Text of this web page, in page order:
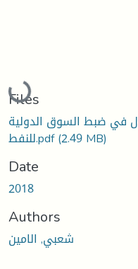
Loading...
Files
في ضبط السوق الدولية
للنفط.pdf(2.49 MB)
Date
2018
Authors
شعبي, الامين